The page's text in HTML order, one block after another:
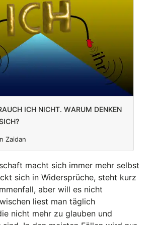
ich nicht. Warum denken
Zaidan
macht sich immer mehr selbst
sich in Widersprüche, steht kurz
aber will es nicht
liest man täglich
nicht mehr zu glauben und